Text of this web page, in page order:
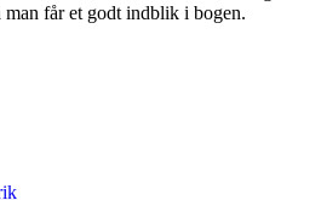
man får et godt indblik i bogen.